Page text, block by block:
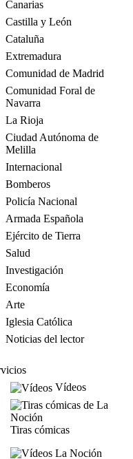
Canarias
Castilla y León
Cataluña
Extremadura
Comunidad de Madrid
Comunidad Foral de
Navarra
La Rioja
Ciudad Autónoma de
Melilla
Internacional
Bomberos
Policía Nacional
Armada Española
Ejército de Tierra
Salud
Investigación
Economía
Arte
Iglesia Católica
Noticias del lector
Vídeos
Tiras cómicas